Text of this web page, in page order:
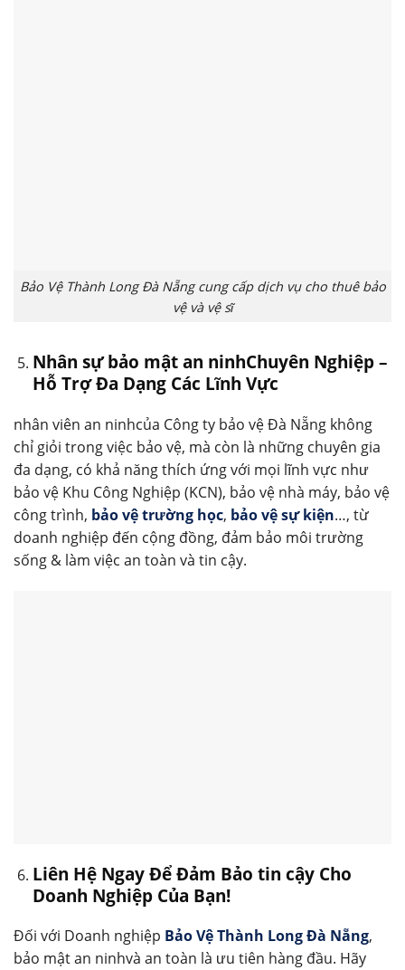
Bảo Vệ Thành Long Đà Nẵng cung cấp dịch vụ cho thuê bảo
vệ và vệ sĩ
Nhân sự bảo mật an ninhChuyên Nghiệp –
Hỗ Trợ Đa Dạng Các Lĩnh Vực
nhân viên an ninhcủa Công ty bảo vệ Đà Nẵng không
chỉ giỏi trong việc bảo vệ, mà còn là những chuyên gia
đa dạng, có khả năng thích ứng với mọi lĩnh vực như
bảo vệ Khu Công Nghiệp (KCN), bảo vệ nhà máy, bảo vệ
công trình, bảo vệ trường học, bảo vệ sự kiện…, từ
doanh nghiệp đến cộng đồng, đảm bảo môi trường
sống & làm việc an toàn và tin cậy.
Liên Hệ Ngay Để Đảm Bảo tin cậy Cho
Doanh Nghiệp Của Bạn!
Đối với Doanh nghiệp Bảo Vệ Thành Long Đà Nẵng,
bảo mật an ninhvà an toàn là ưu tiên hàng đầu. Hãy